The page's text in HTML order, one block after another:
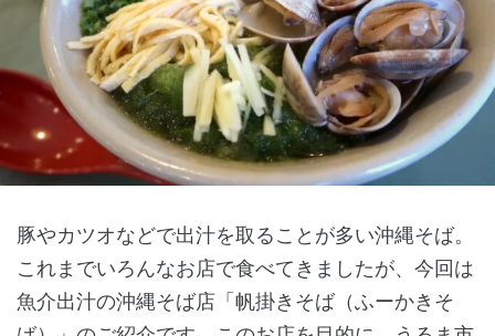
豚やカツオなどで出汁を取ることが多い沖縄そば。
これまでいろんなお店で食べてきましたが、今回は
魚介出汁の沖縄そば店「帆掛きそば（ふーかきそ